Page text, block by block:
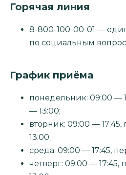
Горячая линия
8-800-100-00-01 —
по социальным
График приёма
понедельник: 09:00 —
— 13:00;
вторник: 09:00 —
13:00;
среда: 09:00 — 17:45,
четверг: 09:00 — 17:45,